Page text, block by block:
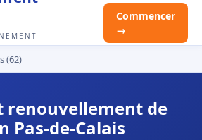
Commencer
→
(62)
renouvellement de
Pas-de-Calais